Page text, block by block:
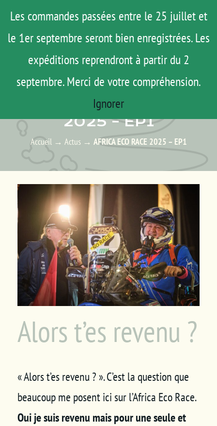
Les commandes passées entre le 25 juillet et
le 1er septembre seront bien enregistrées. Les
expéditions reprendront à partir du 2
septembre. Merci de votre compréhension.
Ignorer
contenu
Menu
ROAD TRIP
ACTUS
TESTS
AGENDA
MATOS
Mon Compte
ACTUS – LES ACTUALITÉS
AFRICA ECO RACE
2025 – EP1
Accueil→ Actus→ AFRICA ECO RACE 2025 – EP1
Alors t’es revenu ?
« Alors t’es revenu ? ». C’est la question que
beaucoup me posent ici sur l’Africa Eco Race.
Oui je suis revenu mais pour une seule et